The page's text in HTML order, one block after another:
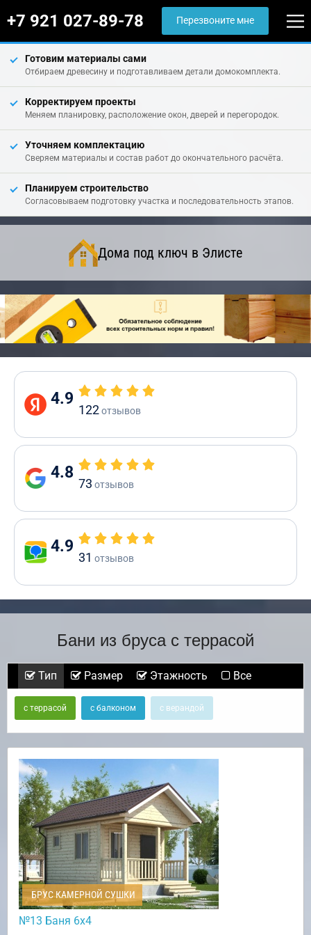
+7 921 027-89-78 Перезвоните мне
Готовим материалы сами
Отбираем древесину и подготавливаем детали домокомплекта.
Корректируем проекты
Меняем планировку, расположение окон, дверей и перегородок.
Уточняем комплектацию
Сверяем материалы и состав работ до окончательного расчёта.
Планируем строительство
Согласовываем подготовку участка и последовательность этапов.
Дома под ключ в Элисте
4.9
122отзывов
4.8
73 отзывов
4.9
31 отзывов
Бани из бруса с террасой
Тип Размер Этажность Все
с террасой с балконом с верандой
БРУС КАМЕРНОЙ СУШКИ
№13 Баня 6х4